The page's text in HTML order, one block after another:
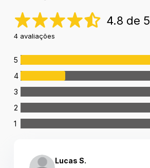
4.8 de 5
4 avaliações
5
4
3
2
1
Lucas S.